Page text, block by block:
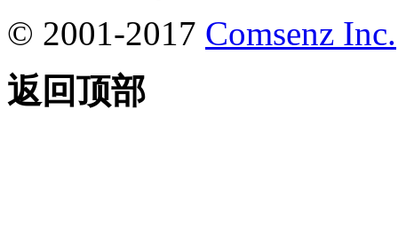
© 2001-2017 Comsenz Inc.
返回顶部